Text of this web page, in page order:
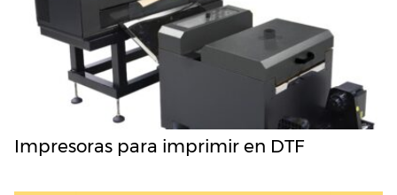
Impresoras para imprimir en DTF